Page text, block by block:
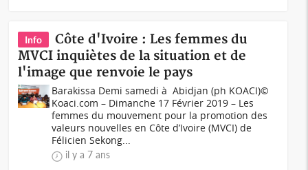
Info
Côte d'Ivoire : Les femmes du
MVCI inquiètes de la situation et de
l'image que renvoie le pays
Barakissa Demi samedi à Abidjan (ph KOACI)©
Koaci.com – Dimanche 17 Février 2019 – Les
femmes du mouvement pour la promotion des
valeurs nouvelles en Côte d’Ivoire (MVCI) de
Félicien Sekong...
il y a 7 ans